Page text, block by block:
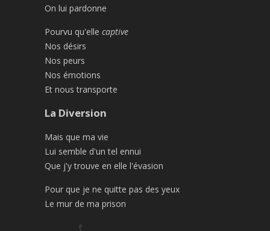
On lui pardonne
Pourvu qu'elle captive
Nos désirs
Nos peurs
Nos émotions
Et nous transporte
La Diversion
Mais que ma vie
Lui semble d'un tel ennui
Que j'y trouve en elle l'évasion
Pour que je ne quitte pas des yeux
Le mur de ma prison